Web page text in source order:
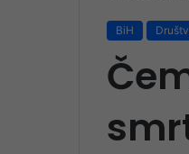
BiH